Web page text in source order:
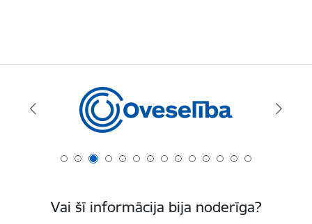
Vai šī informācija bija noderīga?